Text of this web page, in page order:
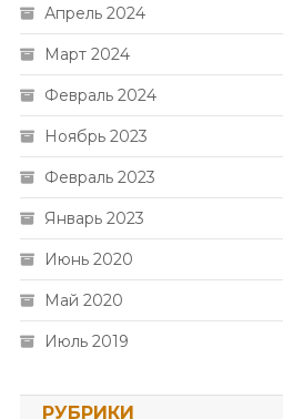
Апрель 2024
Март 2024
Февраль 2024
Ноябрь 2023
Февраль 2023
Январь 2023
Июнь 2020
Май 2020
Июль 2019
РУБРИКИ